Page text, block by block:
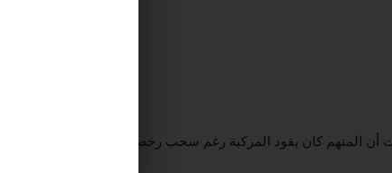
أن المتهم كان يقود المركبة رغم سحب رخصة قيادته بقرار قضائي